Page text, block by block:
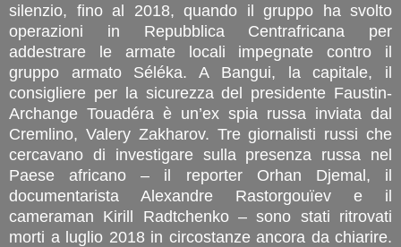
silenzio, fino al 2018, quando il gruppo ha svolto
operazioni in Repubblica Centrafricana per
addestrare le armate locali impegnate contro il
gruppo armato Séléka. A Bangui, la capitale, il
consigliere per la sicurezza del presidente Faustin-
Archange Touadéra è un’ex spia russa inviata dal
Cremlino, Valery Zakharov. Tre giornalisti russi che
cercavano di investigare sulla presenza russa nel
Paese africano – il reporter Orhan Djemal, il
documentarista Alexandre Rastorgouïev e il
cameraman Kirill Radtchenko – sono stati ritrovati
morti a luglio 2018 in circostanze ancora da chiarire.